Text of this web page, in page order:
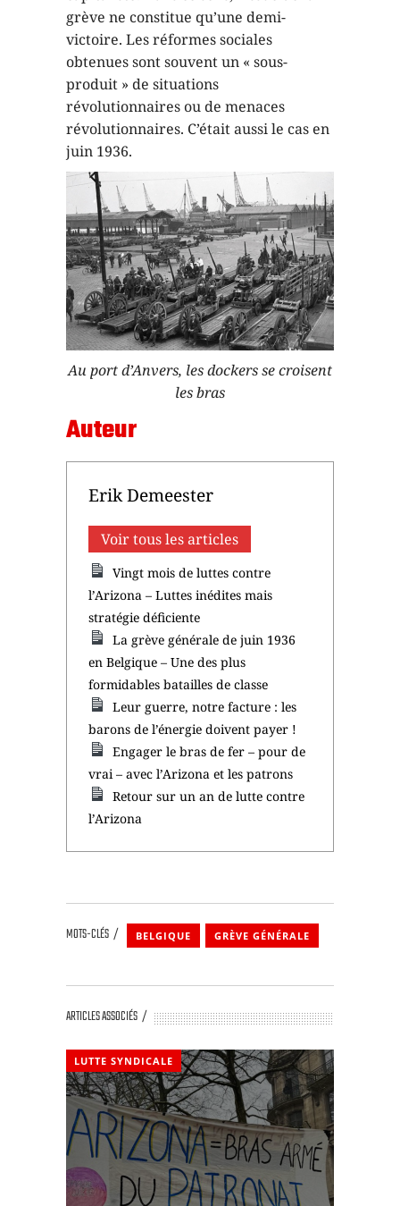
grève ne constitue qu’une demi-
victoire. Les réformes sociales
obtenues sont souvent un « sous-
produit » de situations
révolutionnaires ou de menaces
révolutionnaires. C’était aussi le cas en
juin 1936.
Au port d’Anvers, les dockers se croisent
les bras
Auteur
Erik Demeester
Voir tous les articles
Vingt mois de luttes contre
l’Arizona – Luttes inédites mais
stratégie déficiente
La grève générale de juin 1936
en Belgique – Une des plus
formidables batailles de classe
Leur guerre, notre facture : les
barons de l’énergie doivent payer !
Engager le bras de fer – pour de
vrai – avec l’Arizona et les patrons
Retour sur un an de lutte contre
l’Arizona
MOTS-CLÉS BELGIQUE GRÈVE GÉNÉRALE
ARTICLES ASSOCIÉS
LUTTE SYNDICALE